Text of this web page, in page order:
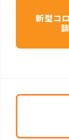
新型コ